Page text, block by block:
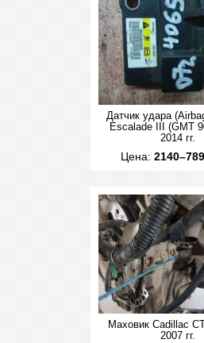
Датчик удара
Escalade III (GMT
2014 гг.
Цена:
Маховик Cadillac
2007 гг.